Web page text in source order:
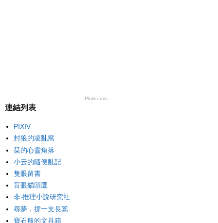
Plurk.com
連結列表
PIXIV
封狼的凌亂窩
栞的心靈角落
小云的隨便亂記
隻眼留書
盲眼貓頭鷹
非‧推理小說研究社
尋夢，撐一支長篙
寶石般的文具箱